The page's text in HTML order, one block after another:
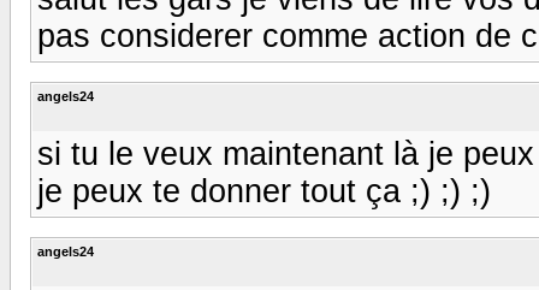
pas considerer comme action de
angels24
si tu le veux maintenant là je
je peux te donner tout ça ;) ;) ;)
angels24